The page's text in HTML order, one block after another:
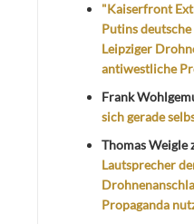
"Kaiserfront
Putins
Leipziger
antiwestliche
Frank
sich gerade
Thomas Weigle
Lautsprecher
Propaganda